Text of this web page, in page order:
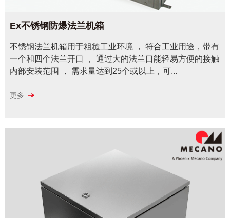
Ex不锈钢防爆法兰机箱
不锈钢法兰机箱用于粗糙工业环境 ， 符合工业用途，带有
一个和四个法兰开口 ， 通过大的法兰口能轻易方便的接触
内部安装范围 ， 需求量达到25个或以上，可...
更多